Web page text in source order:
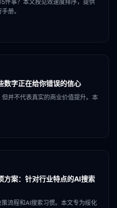
件事？本文按见效速度排序，提供
册。
数字正在给你错误的信心
并不代表真实的商业价值提升。本
方案：针对行业特点的AI搜索
流程和AI搜索习惯。本文专为绥化